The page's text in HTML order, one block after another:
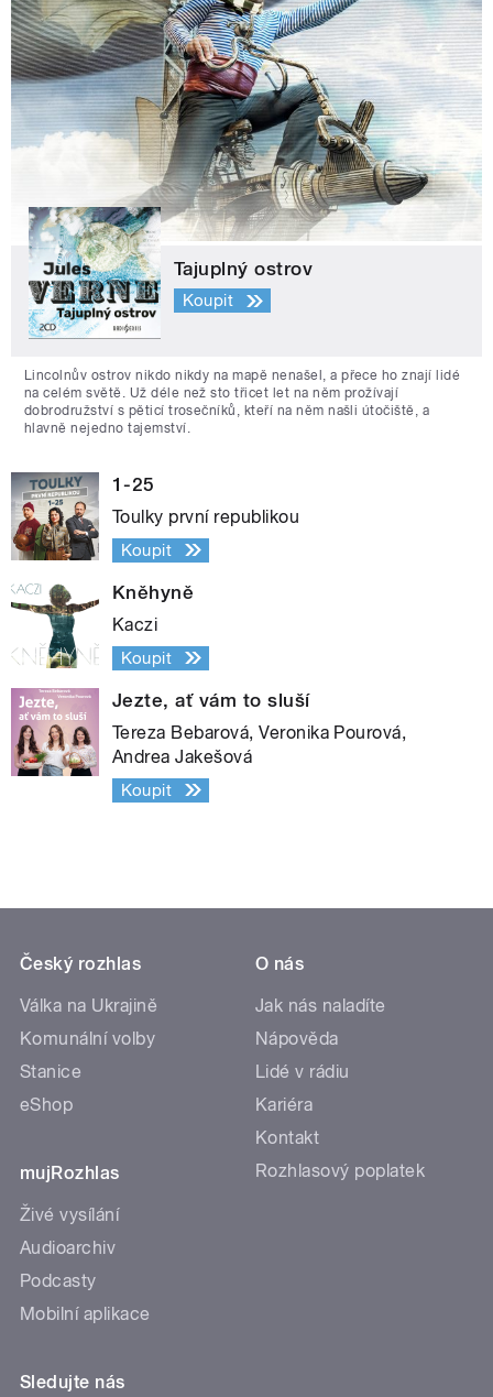
Tajuplný ostrov
Koupit
Lincolnův ostrov nikdo nikdy na mapě nenašel, a přece ho znají lidé
na celém světě. Už déle než sto třicet let na něm prožívají
dobrodružství s pěticí trosečníků, kteří na něm našli útočiště, a
hlavně nejedno tajemství.
1-25
Toulky první republikou
Koupit
Kněhyně
Kaczi
Koupit
Jezte, ať vám to sluší
Tereza Bebarová, Veronika Pourová,
Andrea Jakešová
Koupit
Český rozhlas
Válka na Ukrajině
Komunální volby
Stanice
eShop
mujRozhlas
Živé vysílání
Audioarchiv
Podcasty
Mobilní aplikace
O nás
Jak nás naladíte
Nápověda
Lidé v rádiu
Kariéra
Kontakt
Rozhlasový poplatek
Sledujte nás